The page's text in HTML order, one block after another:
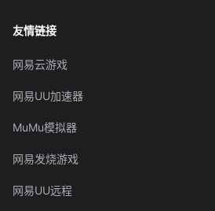
友情链接
网易云游戏
网易UU加速器
MuMu模拟器
网易发烧游戏
网易UU远程